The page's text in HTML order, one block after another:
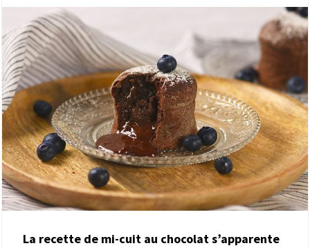
La recette de mi-cuit au chocolat s’apparente